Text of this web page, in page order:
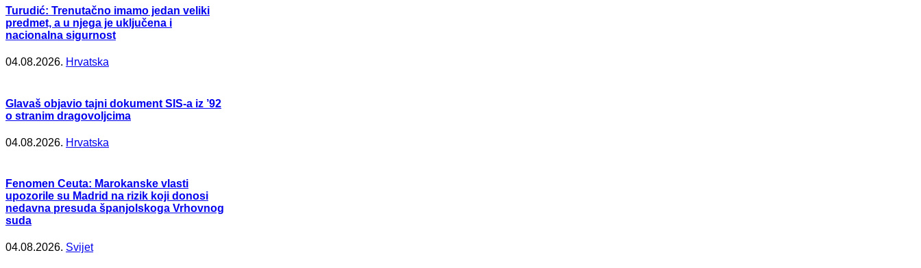
Turudić: Trenutačno imamo jedan veliki
predmet, a u njega je uključena i
nacionalna sigurnost
04.08.2026. Hrvatska
Glavaš objavio tajni dokument SIS-a iz ’92
o stranim dragovoljcima
04.08.2026. Hrvatska
Fenomen Ceuta: Marokanske vlasti
upozorile su Madrid na rizik koji donosi
nedavna presuda španjolskoga Vrhovnog
suda
04.08.2026. Svijet